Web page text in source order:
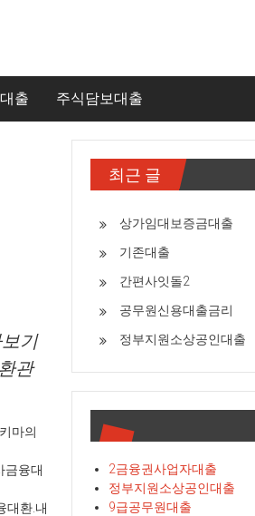
출 주식담보대출
기
관
마의
금융대
대환.내
최근 글
상가임대보증금대출
기존대출
간편사잇돌2
공무원신용대출금리
정부지원소상공인대출
2금융권사업자대출
정부지원소상공인대출
9급공무원대출